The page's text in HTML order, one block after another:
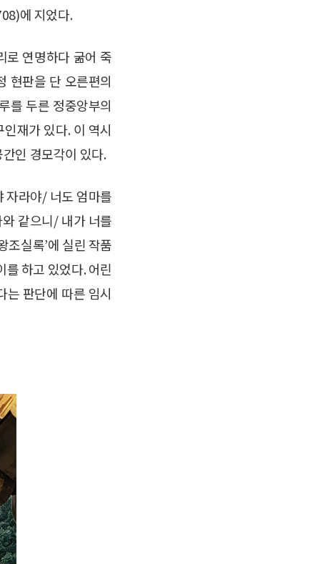
에 지었다.
로 연명하다 굶어 죽
현판을 단 오른편의
를 두른 정중앙부의
재가 있다. 이 역시
인 경모각이 있다.
자라야/ 너도 엄마를
같으니/ 내가 너를
조실록’에 실린 작품
하고 있었다. 어린
는 판단에 따른 임시